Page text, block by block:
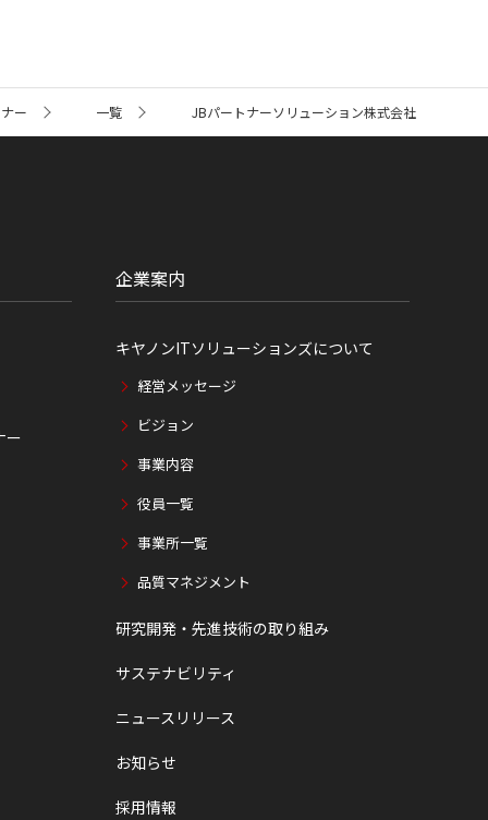
ー 一覧 JBパートナーソリューション株式会社
ー
企業案内
キヤノンITソリューションズについて
経営メッセージ
ビジョン
事業内容
役員一覧
事業所一覧
品質マネジメント
研究開発・先進技術の取り組み
サステナビリティ
ニュースリリース
お知らせ
採用情報